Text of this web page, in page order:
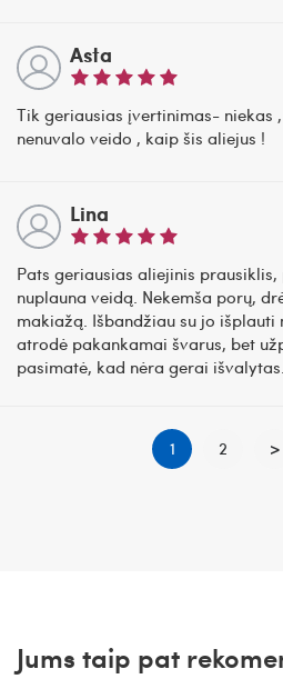
Asta
Tik geriausias įvertinimas- niekas
nenuvalo veido , kaip šis aliejus !
Lina
Pats geriausias aliejinis
nuplauna veidą. Nekemša porų,
makiažą. Išbandžiau su jo išplauti
atrodė pakankamai švarus, bet
pasimatė, kad nėra gerai
1 2 >
Jums taip pat